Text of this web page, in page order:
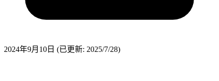
2024年9月10日 (已更新: 2025/7/28)